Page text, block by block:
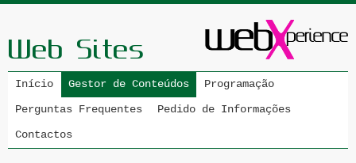
Início Gestor de Conteúdos Programação
Perguntas Frequentes Pedido de Informações
Contactos